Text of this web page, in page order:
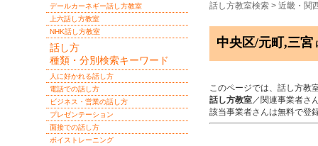
話し方教室検索 > 近畿・関
中央区/元町,三宮
このページでは、話し方教
話し方教室／関連事業者さ
該当事業者さんは無料で登
デールカーネギー話し方教室
上六話し方教室
NHK話し方教室
話し方
種類・分別検索キーワード
人に好かれる話し方
電話での話し方
ビジネス・営業の話し方
プレゼンテーション
面接での話し方
ボイストレーニング